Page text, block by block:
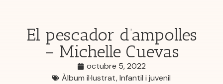
El pescador d’ampolles
– Michelle Cuevas
octubre 5, 2022
Àlbum il·lustrat,Infantil i juvenil